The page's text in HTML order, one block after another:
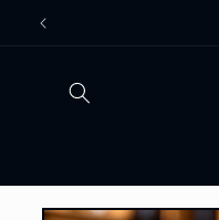
para o